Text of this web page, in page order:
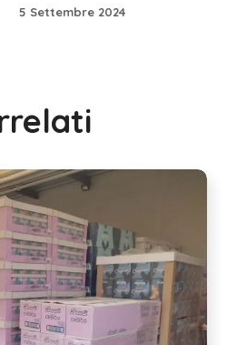
5 Settembre 2024